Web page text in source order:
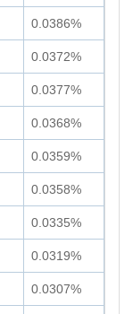
0.0386%
0.0372%
0.0377%
0.0368%
0.0359%
0.0358%
0.0335%
0.0319%
0.0307%